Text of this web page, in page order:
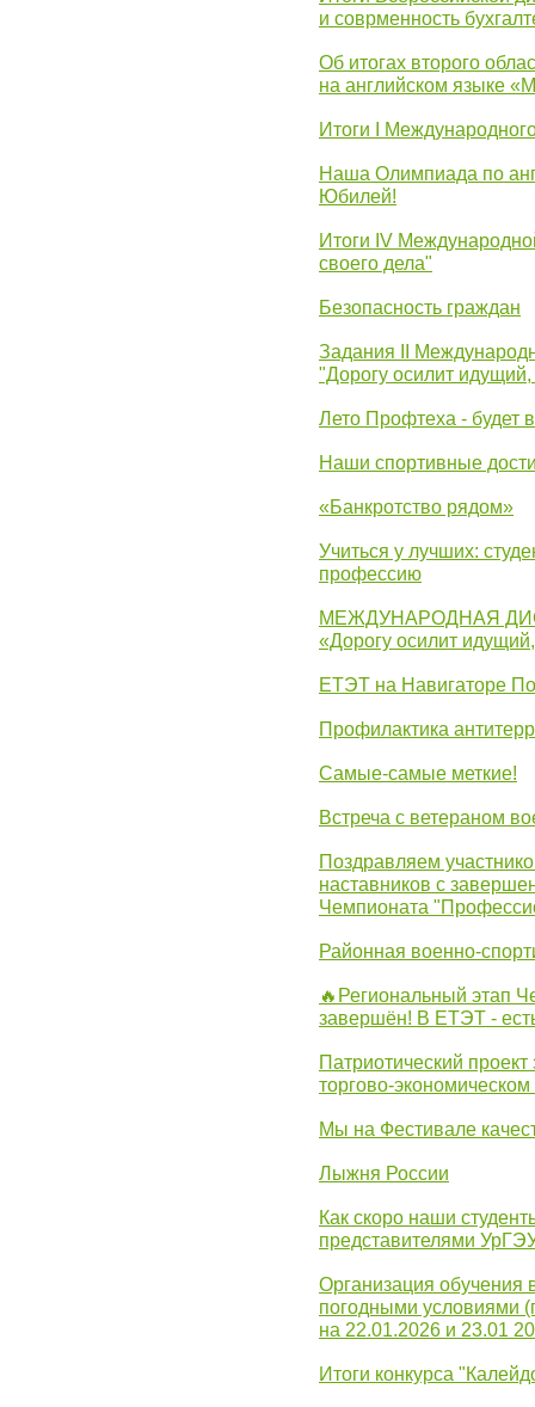
и соврменность
Об итогах второго
на английском языке
Итоги I
Наша Олимпиада по
Юбилей!
Итоги IV
своего дела"
Безопасность граждан
Задания II
"Дорогу осилит
Лето Профтеха - будет
Наши спортивные
«Банкротство рядом»
Учиться у лучших:
профессию
МЕЖДУНАРОДНАЯ
«Дорогу осилит
ЕТЭТ на Навигаторе
Профилактика
Самые-самые меткие!
Встреча с ветераном
Поздравляем
наставников с
Чемпионата
Районная военно-
🔥Региональный этап
завершён! В ЕТЭТ -
Патриотический
торгово-
Мы на Фестивале
Лыжня России
Как скоро наши
представителями
Организация обучения
погодными условиями
на 22.01.2026 и 23.01
Итоги конкурса